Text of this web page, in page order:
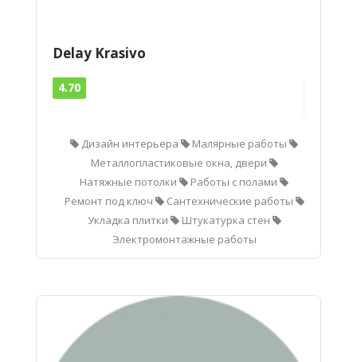
Delay Krasivo
4.70
Дизайн интерьера
Малярные работы
Металлопластиковые окна, двери
Натяжные потолки
Работы с полами
Ремонт под ключ
Сантехнические работы
Укладка плитки
Штукатурка стен
Электромонтажные работы